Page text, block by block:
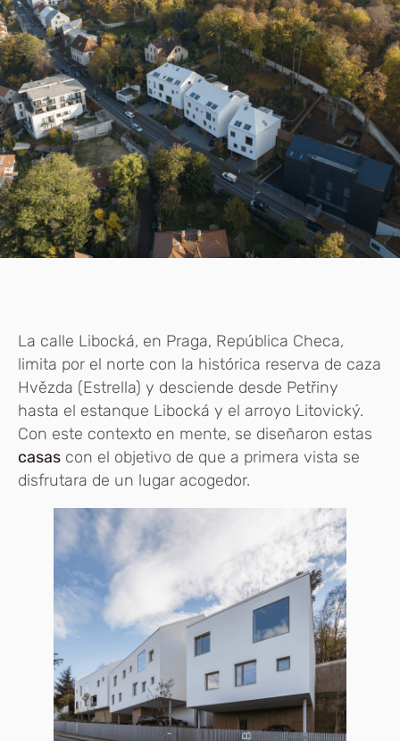
La calle Libocká, en Praga, República Checa,
limita por el norte con la histórica reserva de caza
Hvězda (Estrella) y desciende desde Petřiny
hasta el estanque Libocká y el arroyo Litovický.
Con este contexto en mente, se diseñaron estas
casas con el objetivo de que a primera vista se
disfrutara de un lugar acogedor.